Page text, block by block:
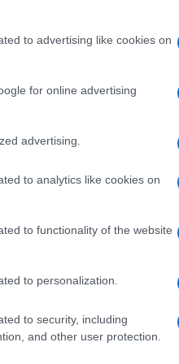
to advertising like cookies on
for online advertising
advertising.
to analytics like cookies on
to functionality of the website
to personalization.
to security, including
and other user protection.
vita in
pubblicato
nazionali
letterarie.
e si fa
unico del
d’Italia dalla
familiare che
La
alcuni
è
Azzena e